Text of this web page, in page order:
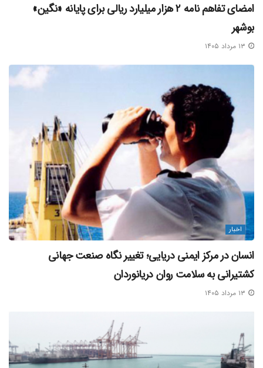
امضای تفاهم‌ نامه ۲ هزار میلیارد ریالی برای پایانه «نگین»
بوشهر
اخبار
انسان در مرکز ایمنی دریایی؛ تغییر نگاه صنعت جهانی
کشتیرانی به سلامت روان دریانوردان